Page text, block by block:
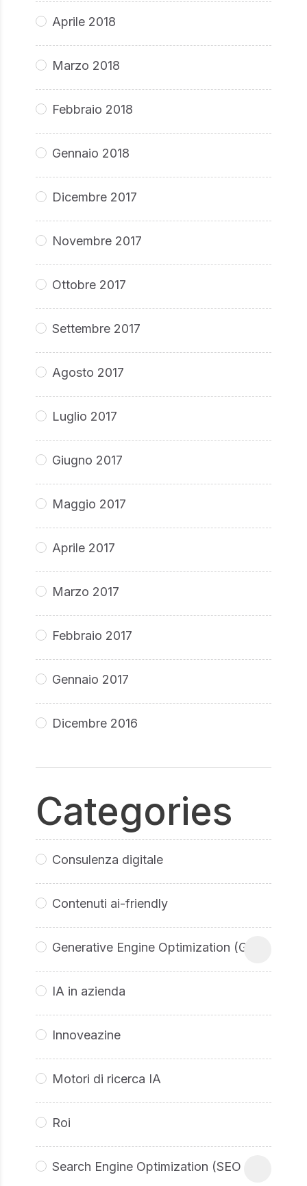
Aprile 2018
Marzo 2018
Febbraio 2018
Gennaio 2018
Dicembre 2017
Novembre 2017
Ottobre 2017
Settembre 2017
Agosto 2017
Luglio 2017
Giugno 2017
Maggio 2017
Aprile 2017
Marzo 2017
Febbraio 2017
Gennaio 2017
Dicembre 2016
Categories
Consulenza digitale
Contenuti ai-friendly
Generative Engine Optimization (GEO
IA in azienda
Innoveazine
Motori di ricerca IA
Roi
Search Engine Optimization (SEO